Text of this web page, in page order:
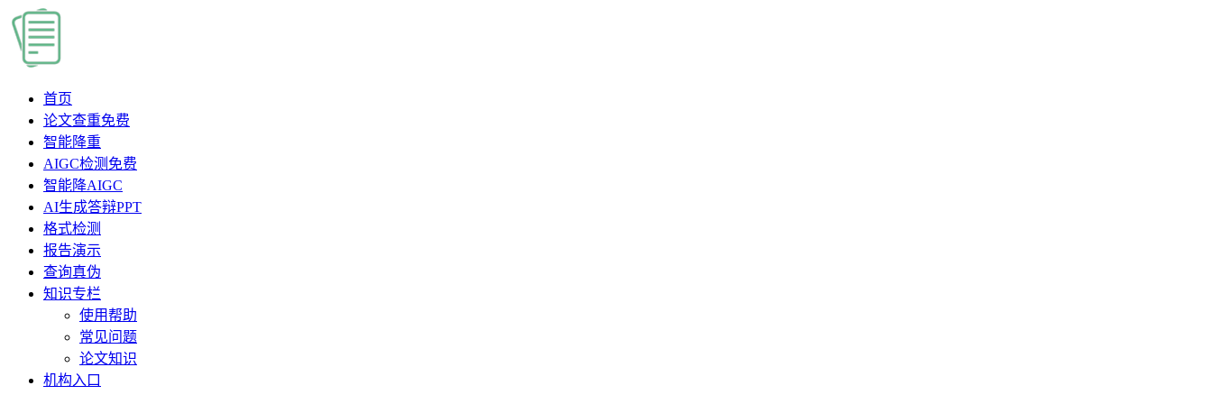
首页
论文查重免费
智能降重
AIGC检测 免费
智能降AIGC
AI生成答辩PPT
格式检测
报告演示
查询真伪
知识专栏
使用帮助
常见问题
论文知识
机构入口